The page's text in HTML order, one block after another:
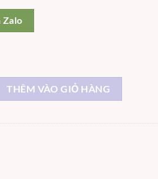
Zalo
số lượng
THÊM VÀO GIỎ HÀNG